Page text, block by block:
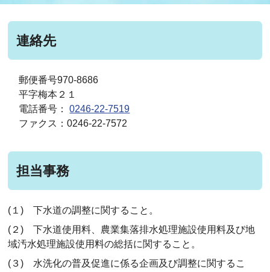
連絡先
郵便番号970-8686
平字梅本２１
電話番号：0246-22-7519
ファクス：0246-22-7572
担当事務
(１) 下水道の調整に関すること。
(２) 下水道使用料、農業集落排水処理施設使用料及び地
域汚水処理施設使用料の総括に関すること。
(３) 水洗化の普及促進に係る企画及び調整に関するこ